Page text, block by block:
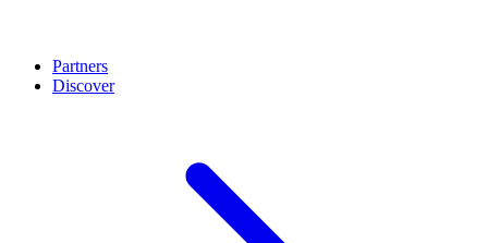
Partners
Discover